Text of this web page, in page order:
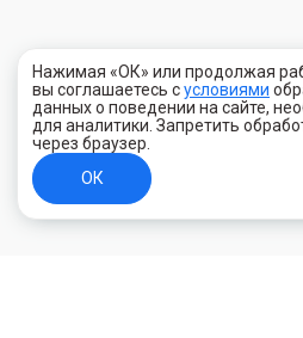
Нажимая «ОК» или продолжая
вы соглашаетесь сусловиями
данных о поведении на сайте,
для аналитики. Запретить
через браузер.
ОК